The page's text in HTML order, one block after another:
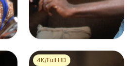
0
4K/Full HD